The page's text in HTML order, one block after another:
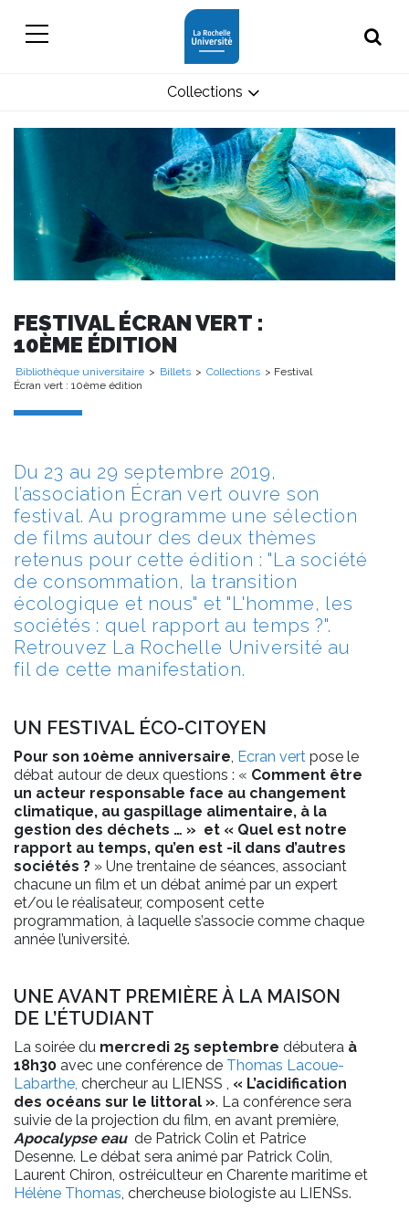
FESTIVAL ÉCRAN VERT :
10ÈME ÉDITION
Bibliothèque universitaire > Billets > Collections > Festival
Écran vert : 10ème édition
Du 23 au 29 septembre 2019,
l’association Écran vert ouvre son
festival. Au programme une sélection
de films autour des deux thèmes
retenus pour cette édition : "La société
de consommation, la transition
écologique et nous" et "L'homme, les
sociétés : quel rapport au temps ?".
Retrouvez La Rochelle Université au
fil de cette manifestation.
UN FESTIVAL ÉCO-CITOYEN
Pour son 10ème anniversaire, Ecran vert pose le
débat autour de deux questions : « Comment être
un acteur responsable face au changement
climatique, au gaspillage alimentaire, à la
gestion des déchets … » et « Quel est notre
rapport au temps, qu’en est -il dans d’autres
sociétés ? » Une trentaine de séances, associant
chacune un film et un débat animé par un expert
et/ou le réalisateur, composent cette
programmation, à laquelle s’associe comme chaque
année l’université.
UNE AVANT PREMIÈRE À LA MAISON
DE L’ÉTUDIANT
La soirée du mercredi 25 septembre débutera à
18h30 avec une conférence de Thomas Lacoue-
Labarthe, chercheur au LIENSS , « L’acidification
des océans sur le littoral ». La conférence sera
suivie de la projection du film, en avant première,
Apocalypse eaude Patrick Colin et Patrice
Desenne. Le débat sera animé par Patrick Colin,
Laurent Chiron, ostréiculteur en Charente maritime et
Hélène Thomas, chercheuse biologiste au LIENSs.
Collections